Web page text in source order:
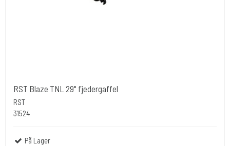
RST Blaze TNL 29" fjedergaffel
RST
31524
På Lager